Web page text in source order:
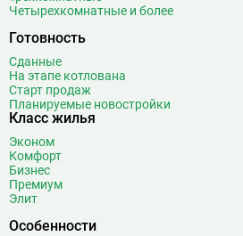
Четырехкомнатные и более
Готовность
Сданные
На этапе котлована
Старт продаж
Планируемые новостройки
Класс жилья
Эконом
Комфорт
Бизнес
Премиум
Элит
Особенности